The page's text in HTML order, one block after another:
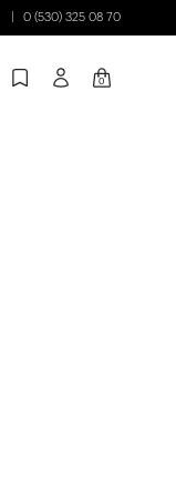
0 (530) 325 08 70
0